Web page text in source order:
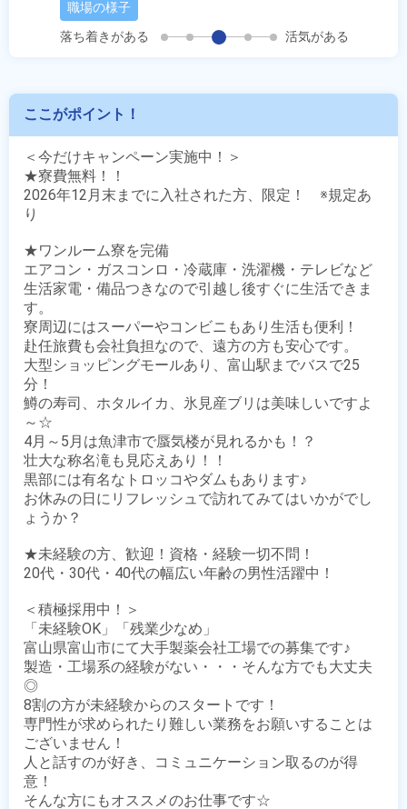
職場の様子
落ち着きがある
活気がある
ここがポイント！
＜今だけキャンペーン実施中！＞
★寮費無料！！
2026年12月末までに入社された方、限定！　※規定あ
り
★ワンルーム寮を完備
エアコン・ガスコンロ・冷蔵庫・洗濯機・テレビなど
生活家電・備品つきなので引越し後すぐに生活できま
す。
寮周辺にはスーパーやコンビニもあり生活も便利！
赴任旅費も会社負担なので、遠方の方も安心です。
大型ショッピングモールあり、富山駅までバスで25
分！
鱒の寿司、ホタルイカ、氷見産ブリは美味しいですよ
～☆
4月～5月は魚津市で蜃気楼が見れるかも！？
壮大な称名滝も見応えあり！！
黒部には有名なトロッコやダムもあります♪
お休みの日にリフレッシュで訪れてみてはいかがでし
ょうか？
★未経験の方、歓迎！資格・経験一切不問！
20代・30代・40代の幅広い年齢の男性活躍中！
＜積極採用中！＞
「未経験OK」「残業少なめ」
富山県富山市にて大手製薬会社工場での募集です♪
製造・工場系の経験がない・・・そんな方でも大丈夫
◎
8割の方が未経験からのスタートです！
専門性が求められたり難しい業務をお願いすることは
ございません！
人と話すのが好き、コミュニケーション取るのが得
意！
そんな方にもオススメのお仕事です☆